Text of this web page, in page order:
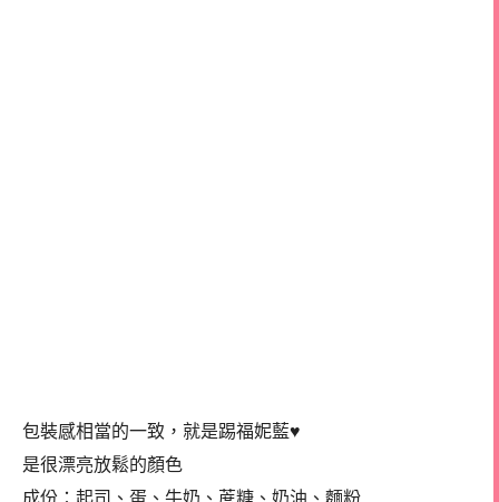
包裝感相當的一致，就是踢福妮藍♥
是很漂亮放鬆的顏色
成份：起司、蛋、牛奶、蔗糖、奶油、麵粉